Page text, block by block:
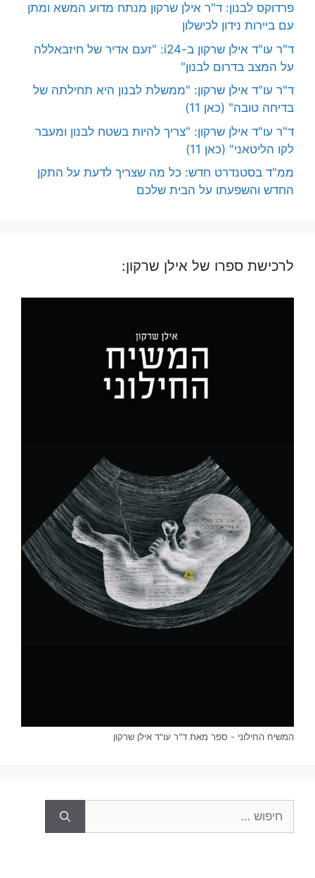
פרדוקס לבנון: ד"ר אילן שרקון מנתח מדוע המשא ומתן
עם ביירות נידון לכישלון
ד"ר עו"ד אילן שרקון ב-i24: "זעם אדיר של חיזבאללה
על המצב בדרום לבנון"
ד"ר עו"ד אילן שרקון: "ממשלת לבנון היא תחילתה של
בדיחה טובה" (כאן 11)
ד"ר עו"ד אילן שרקון: "צריך להיות בשטח לבנון ומעבר
לקו הליטאני" (כאן 11)
ממ"ד בסטנדרט חדש: כל מה שצריך לדעת על התקן
החדש והשפעתו על הבית שלכם
לרכישת ספרו של אילן שרקון:
המשיח החילוני - ספר מאת ד"ר עו"ד אילן שרקון